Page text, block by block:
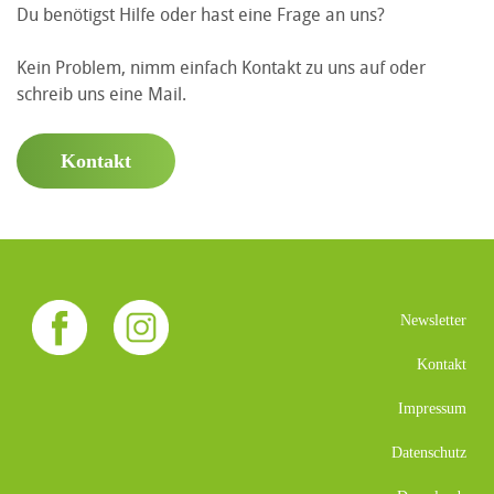
Du benötigst Hilfe oder hast eine Frage an uns?
Kein Problem, nimm einfach Kontakt zu uns auf oder
schreib uns eine Mail.
Kontakt
Newsletter
Kontakt
Impressum
Datenschutz